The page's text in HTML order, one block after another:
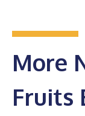
More
Fruits